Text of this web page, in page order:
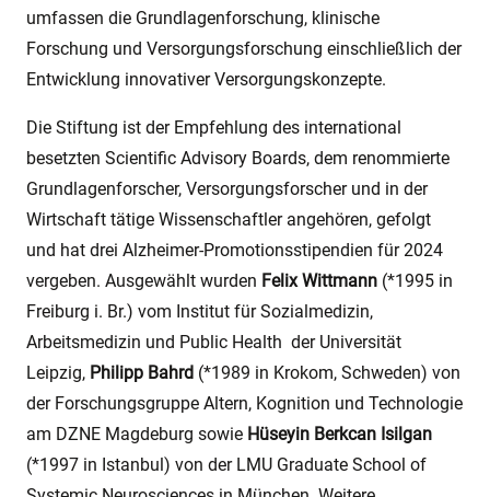
umfassen die Grundlagenforschung, klinische
Forschung und Versorgungsforschung einschließlich der
Entwicklung innovativer Versorgungskonzepte.
Die Stiftung ist der Empfehlung des international
besetzten Scientific Advisory Boards, dem renommierte
Grundlagenforscher, Versorgungsforscher und in der
Wirtschaft tätige Wissenschaftler angehören, gefolgt
und hat drei Alzheimer-Promotionsstipendien für 2024
vergeben. Ausgewählt wurden Felix Wittmann (*1995 in
Freiburg i. Br.) vom Institut für Sozialmedizin,
Arbeitsmedizin und Public Health der Universität
Leipzig, Philipp Bahrd (*1989 in Krokom, Schweden) von
der Forschungsgruppe Altern, Kognition und Technologie
am DZNE Magdeburg sowie Hüseyin Berkcan Isilgan
(*1997 in Istanbul) von der LMU Graduate School of